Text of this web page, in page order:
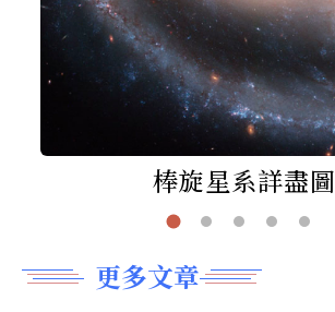
棒旋星系詳盡圖
更多文章